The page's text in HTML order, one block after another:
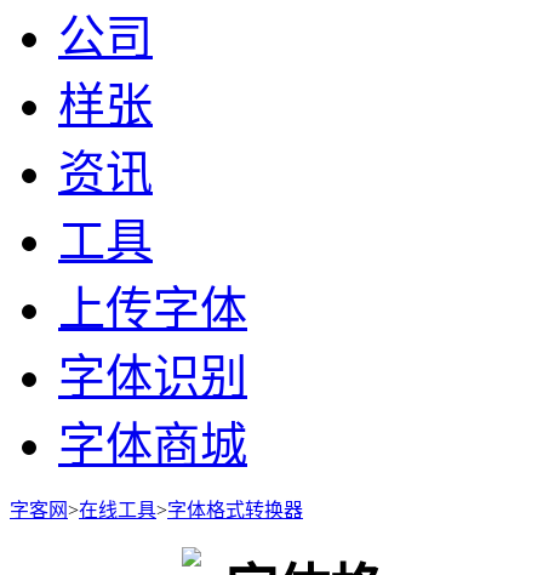
公司
样张
资讯
工具
上传字体
字体识别
字体商城
字客网>在线工具>字体格式转换器